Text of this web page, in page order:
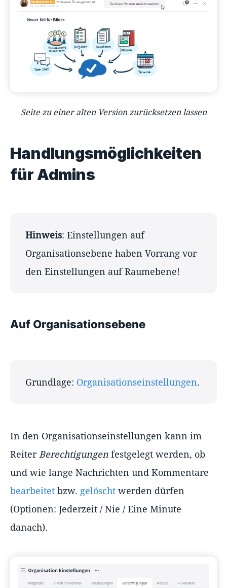
Seite zu einer alten Version zurücksetzen lassen
Handlungsmöglichkeiten
für Admins
Hinweis: Einstellungen auf
Organisationsebene haben Vorrang vor
den Einstellungen auf Raumebene!
Auf Organisationsebene
Grundlage: Organisationseinstellungen.
In den Organisationseinstellungen kann im
Reiter Berechtigungen festgelegt werden, ob
und wie lange Nachrichten und Kommentare
bearbeitet bzw. gelöscht werden dürfen
(Optionen: Jederzeit / Nie / Eine Minute
danach).